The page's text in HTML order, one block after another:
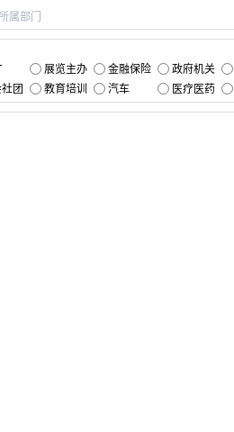
展览主办 金融保险 政府机关
团
教育培训 汽车 医疗医药